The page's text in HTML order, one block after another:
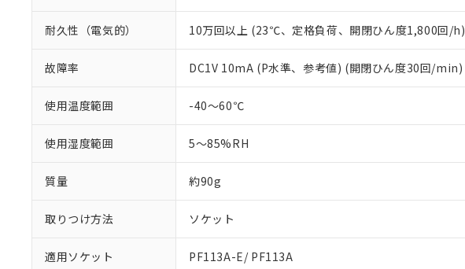
耐久性（電気的） 10万回以上 (23℃、定格負荷、開閉ひん度1,800回/h)
故障率 DC1V 10mA (P水準、参考値) (開閉ひん度30回/min)
使用温度範囲 -40～60℃
使用湿度範囲 5～85%RH
質量 約90g
取りつけ方法 ソケット
適用ソケット PF113A-E/ PF113A